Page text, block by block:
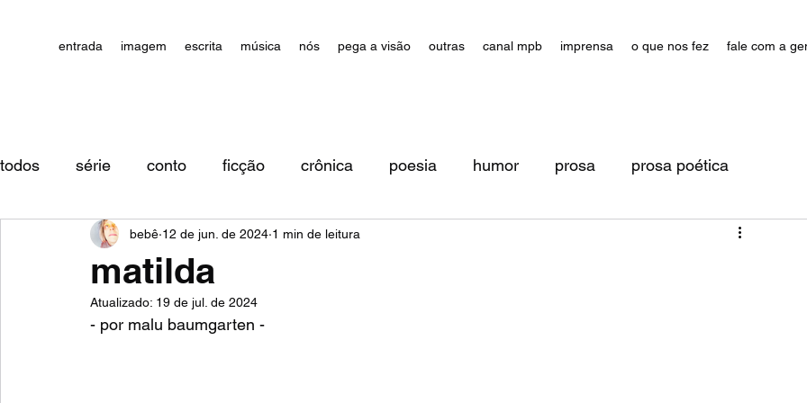
entrada imagem escrita música nós pega a visão outras canal mpb imprensa o que nos fez fale com a
todos série conto ficção crônica poesia humor prosa prosa poética
impressões/comentários
matilda
bebê 12 de jun. de 2024 1 min de leitura
Atualizado: 19 de jul. de 2024
- por malu baumgarten -